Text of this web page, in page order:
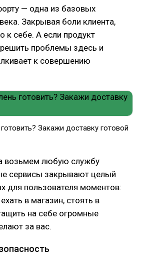
— одна из базовых
Закрывая боли клиента,
к себе. А если продукт
проблемы здесь и
к совершению
Закажи доставку готовой
возьмем любую службу
сервисы закрывают целый
для пользователя моментов:
в магазин, стоять в
на себе огромные
за вас.